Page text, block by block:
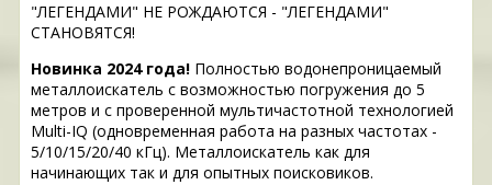
"ЛЕГЕНДАМИ" НЕ РОЖДАЮТСЯ - "ЛЕГЕНДАМИ"
СТАНОВЯТСЯ!
Новинка 2024 года! Полностью водонепроницаемый
металлоискатель с возможностью погружения до 5
метров и с проверенной мультичастотной технологией
Multi-IQ (одновременная работа на разных частотах -
5/10/15/20/40 кГц). Металлоискатель как для
начинающих так и для опытных поисковиков.